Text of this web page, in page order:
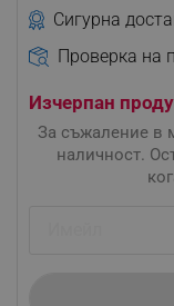
Сигурна
Проверка на
Изчерпан
За съжаление в
наличност.